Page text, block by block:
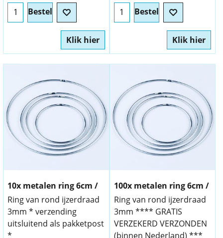
Bestel
Klik hier
Bestel
Klik hier
10x metalen ring 6cm /
Ring van rond ijzerdraad
3mm * verzending
uitsluitend als pakketpost
*
100x metalen ring 6cm /
Ring van rond ijzerdraad
3mm **** GRATIS
VERZEKERD VERZONDEN
(binnen Nederland) ***